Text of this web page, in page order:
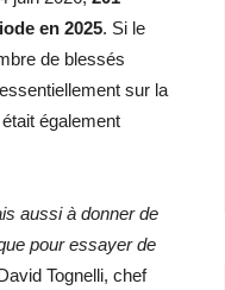
en 2025. Si le
de blessés
sur la
également
aussi à donner de
pour essayer de
Tognelli, chef